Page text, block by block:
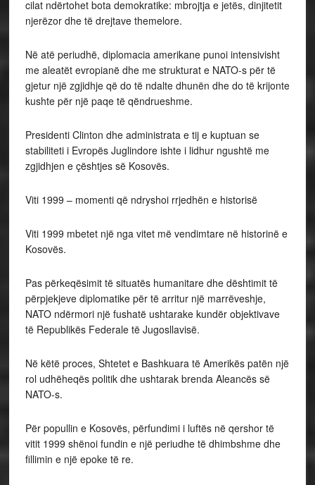
cilat ndërtohet bota demokratike: mbrojtja e jetës, dinjitetit
njerëzor dhe të drejtave themelore.
Në atë periudhë, diplomacia amerikane punoi intensivisht
me aleatët evropianë dhe me strukturat e NATO-s për të
gjetur një zgjidhje që do të ndalte dhunën dhe do të krijonte
kushte për një paqe të qëndrueshme.
Presidenti Clinton dhe administrata e tij e kuptuan se
stabiliteti i Evropës Juglindore ishte i lidhur ngushtë me
zgjidhjen e çështjes së Kosovës.
Viti 1999 – momenti që ndryshoi rrjedhën e historisë
Viti 1999 mbetet një nga vitet më vendimtare në historinë e
Kosovës.
Pas përkeqësimit të situatës humanitare dhe dështimit të
përpjekjeve diplomatike për të arritur një marrëveshje,
NATO ndërmori një fushatë ushtarake kundër objektivave
të Republikës Federale të Jugosllavisë.
Në këtë proces, Shtetet e Bashkuara të Amerikës patën një
rol udhëheqës politik dhe ushtarak brenda Aleancës së
NATO-s.
Për popullin e Kosovës, përfundimi i luftës në qershor të
vitit 1999 shënoi fundin e një periudhe të dhimbshme dhe
fillimin e një epoke të re.